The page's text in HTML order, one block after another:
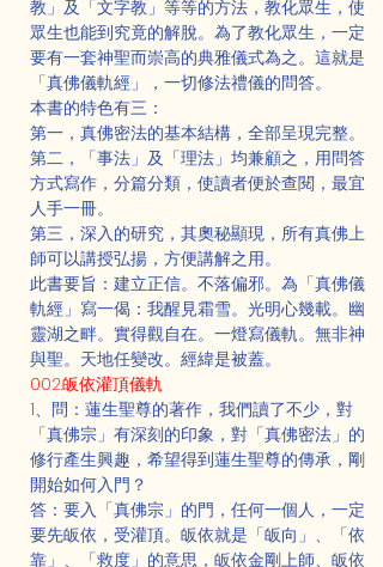
教」及「文字教」等等的方法，教化眾生，使
眾生也能到究竟的解脫。為了教化眾生，一定
要有一套神聖而崇高的典雅儀式為之。這就是
「真佛儀軌經」，一切修法禮儀的問答。
本書的特色有三：
第一，真佛密法的基本結構，全部呈現完整。
第二，「事法」及「理法」均兼顧之，用問答
方式寫作，分篇分類，使讀者便於查閱，最宜
人手一冊。
第三，深入的研究，其奧秘顯現，所有真佛上
師可以講授弘揚，方便講解之用。
此書要旨：建立正信。不落偏邪。為「真佛儀
軌經」寫一偈：我醒見霜雪。光明心幾載。幽
靈湖之畔。實得觀自在。一燈寫儀軌。無非神
與聖。天地任變改。經緯是被蓋。
002.皈依灌頂儀軌
1、問：蓮生聖尊的著作，我們讀了不少，對
「真佛宗」有深刻的印象，對「真佛密法」的
修行產生興趣，希望得到蓮生聖尊的傳承，剛
開始如何入門？
答：要入「真佛宗」的門，任何一個人，一定
要先皈依，受灌頂。皈依就是「皈向」、「依
靠」、「救度」的意思，皈依金剛上師、皈依